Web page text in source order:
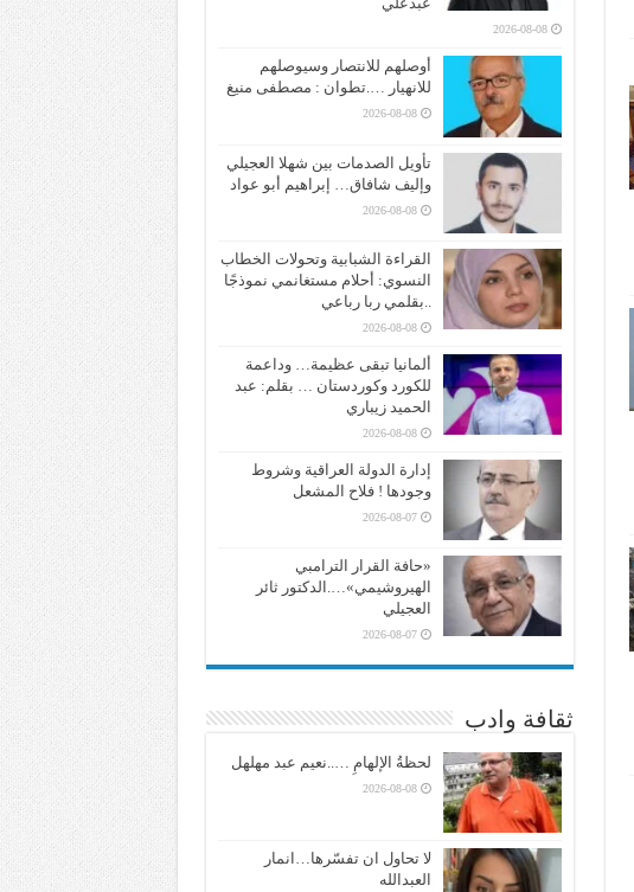
2026-08-08
أوصلهم للانتصار وسيوصلهم
للانهيار ….تطوان : مصطفى منيغ
2026-08-08
تأويل الصدمات بين شهلا العجيلي
وإليف شافاق… إبراهيم أبو عواد
2026-08-08
القراءة الشبابية وتحولات الخطاب
النسوي: أحلام مستغانمي نموذجًا
..بقلمي ربا رباعي
2026-08-08
ألمانيا تبقى عظيمة… وداعمة
للكورد وكوردستان … بقلم: عبد
الحميد زيباري
2026-08-08
إدارة الدولة العراقية وشروط
وجودها ! فلاح المشعل
2026-08-07
«حافة القرار الترامبي
الهيروشيمي»….الدكتور ثائر
العجيلي
2026-08-07
ثقافة وادب
لحظةُ الإلهامِ …..نعيم عبد مهلهل
2026-08-08
لا تحاول ان تفسّرها…انمار
العبدالله